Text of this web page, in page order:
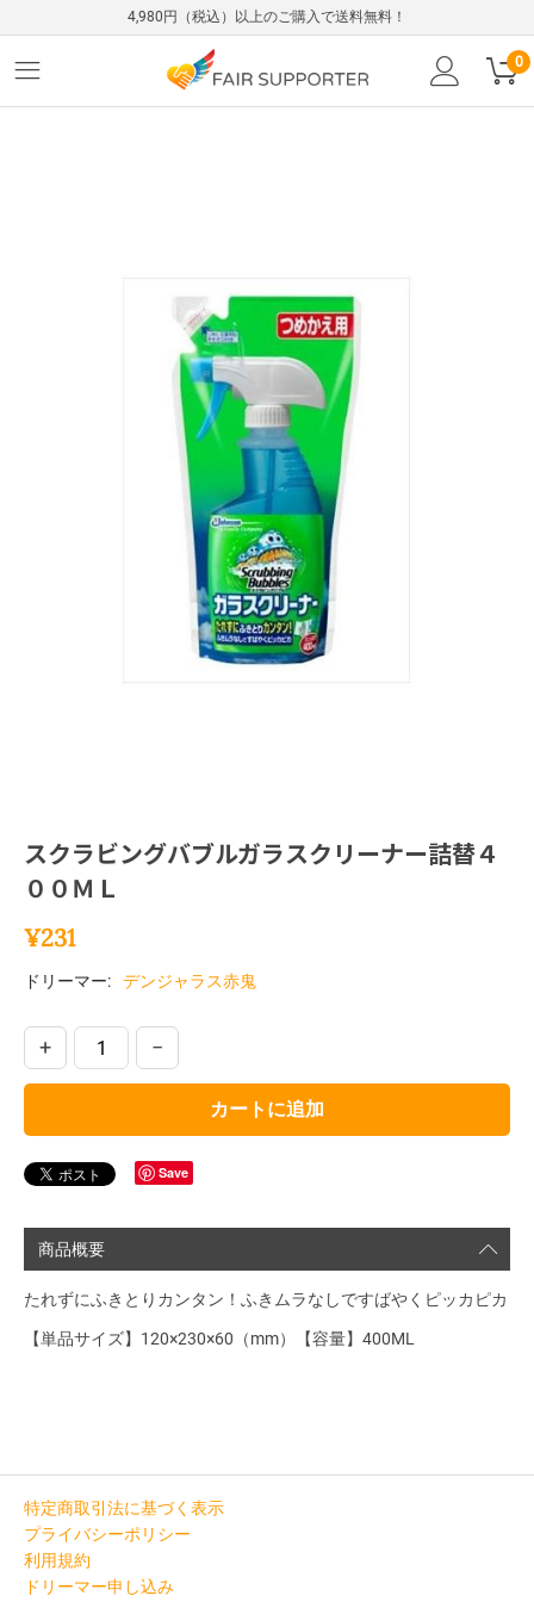
4,980円（税込）以上のご購入で送料無料！
0
スクラビングバブルガラスクリーナー詰替４
００ＭＬ
¥231
ドリーマー: デンジャラス赤鬼
+ −
カートに追加
Save
商品概要
たれずにふきとりカンタン！ふきムラなしですばやくピッカピカ
【単品サイズ】120×230×60（mm）【容量】400ML
特定商取引法に基づく表示
プライバシーポリシー
利用規約
ドリーマー申し込み